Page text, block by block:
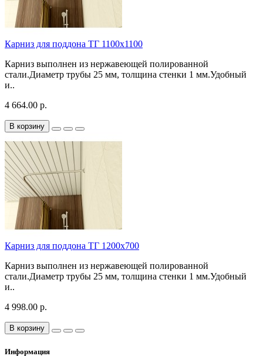
Карниз для поддона TГ 1100х1100
Карниз выполнен из нержавеющей полированной
стали.Диаметр трубы 25 мм, толщина стенки 1 мм.Удобный
и..
4 664.00 р.
В корзину
Карниз для поддона TГ 1200х700
Карниз выполнен из нержавеющей полированной
стали.Диаметр трубы 25 мм, толщина стенки 1 мм.Удобный
и..
4 998.00 р.
В корзину
Информация